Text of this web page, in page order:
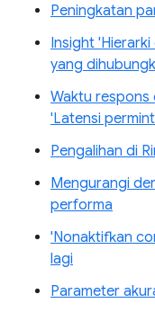
Peningkatan
Insight
yang
Waktu respons
'Latensi
Pengalihan di
Mengurangi
performa
'Nonaktifkan
lagi
Parameter